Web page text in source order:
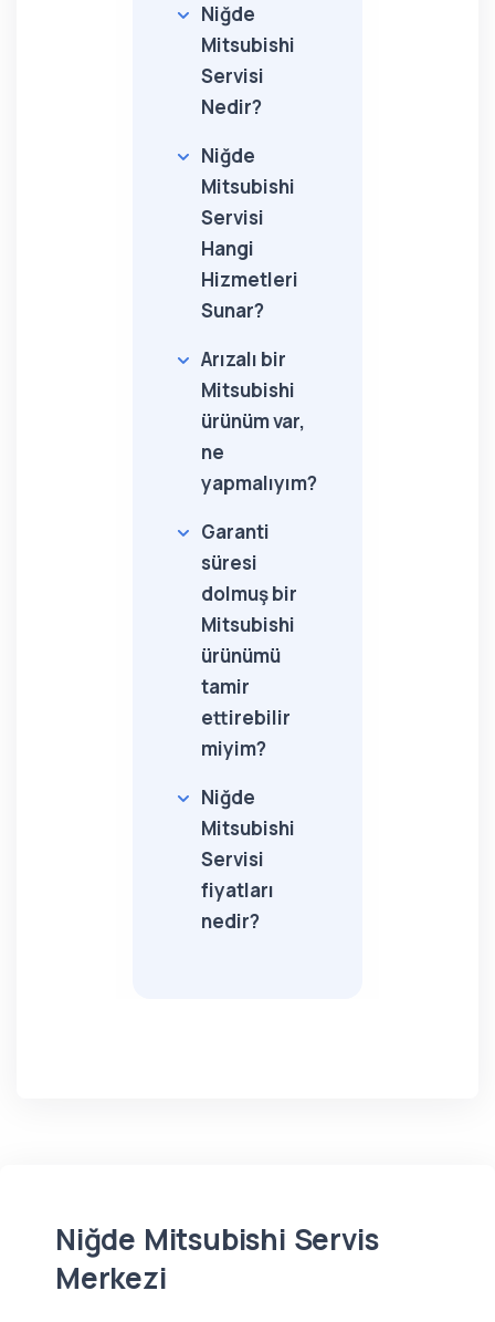
Niğde
Mitsubishi
Servisi
Nedir?
Niğde
Mitsubishi
Servisi
Hangi
Hizmetleri
Sunar?
Arızalı bir
Mitsubishi
ürünüm var,
ne
yapmalıyım?
Garanti
süresi
dolmuş bir
Mitsubishi
ürünümü
tamir
ettirebilir
miyim?
Niğde
Mitsubishi
Servisi
fiyatları
nedir?
Niğde Mitsubishi Servis
Merkezi